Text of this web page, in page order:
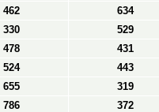
462 634
330 529
478 431
524 443
655 319
786 372